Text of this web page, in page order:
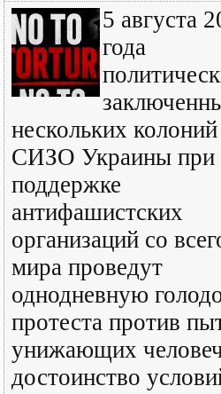
5 августа
года
нескольких
СИЗО Украины при
поддержке
антифашистских
организаций со
мира проведут
однодневную
протеста против
унижающих
достоинство